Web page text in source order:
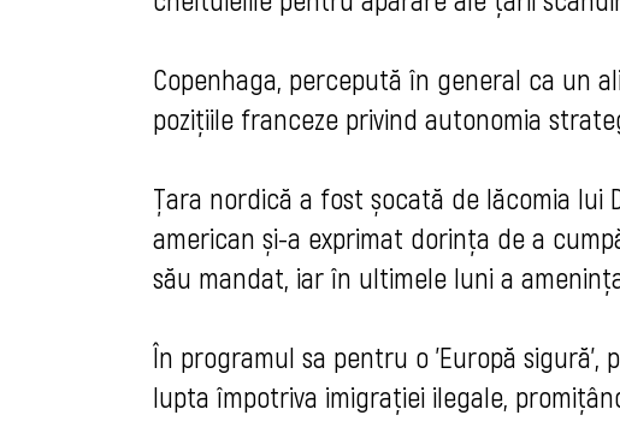
Copenhaga, percepută în general ca un
pozițiile franceze privind autonomia
Țara nordică a fost șocată de lăcomia lui
american și-a exprimat dorința de a
său mandat, iar în ultimele luni a
În programul sa pentru o 'Europă sigură',
lupta împotriva imigrației ilegale,